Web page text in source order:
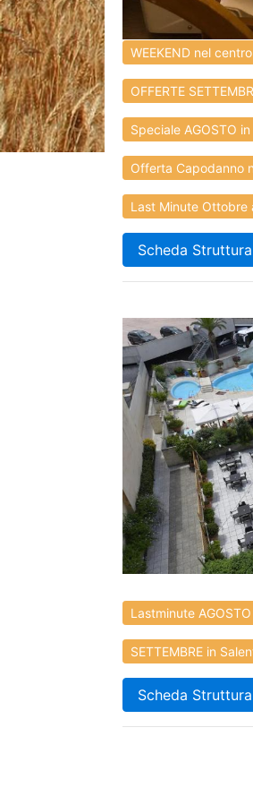
WEEKEND nel
OFFERTE
Speciale AGOSTO
Offerta Capodanno
Last Minute Ottobre
Scheda Struttura
Lastminute
SETTEMBRE in
Scheda Struttura